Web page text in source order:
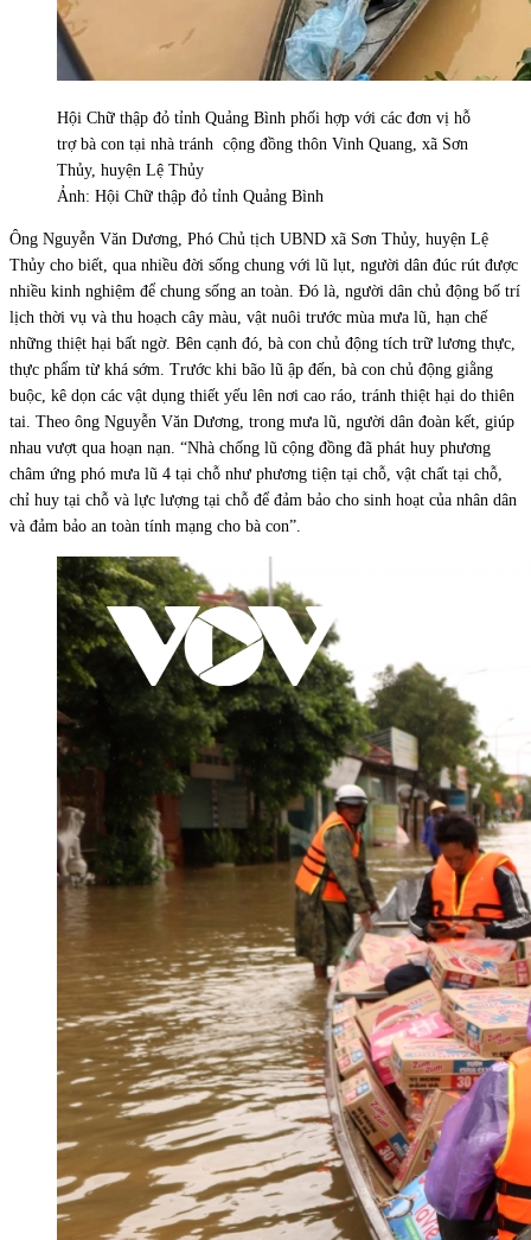
Hội Chữ thập đỏ tỉnh Quảng Bình phối hợp với các đơn vị hỗ
trợ bà con tại nhà tránh cộng đồng thôn Vinh Quang, xã Sơn
Thủy, huyện Lệ Thủy
Ảnh: Hội Chữ thập đỏ tỉnh Quảng Bình
Ông Nguyễn Văn Dương, Phó Chủ tịch UBND xã Sơn Thủy, huyện Lệ
Thủy cho biết, qua nhiều đời sống chung với lũ lụt, người dân đúc rút được
nhiều kinh nghiệm để chung sống an toàn. Đó là, người dân chủ động bố trí
lịch thời vụ và thu hoạch cây màu, vật nuôi trước mùa mưa lũ, hạn chế
những thiệt hại bất ngờ. Bên cạnh đó, bà con chủ động tích trữ lương thực,
thực phẩm từ khá sớm. Trước khi bão lũ ập đến, bà con chủ động giằng
buộc, kê dọn các vật dụng thiết yếu lên nơi cao ráo, tránh thiệt hại do thiên
tai. Theo ông Nguyễn Văn Dương, trong mưa lũ, người dân đoàn kết, giúp
nhau vượt qua hoạn nạn. “Nhà chống lũ cộng đồng đã phát huy phương
châm ứng phó mưa lũ 4 tại chỗ như phương tiện tại chỗ, vật chất tại chỗ,
chỉ huy tại chỗ và lực lượng tại chỗ để đảm bảo cho sinh hoạt của nhân dân
và đảm bảo an toàn tính mạng cho bà con”.